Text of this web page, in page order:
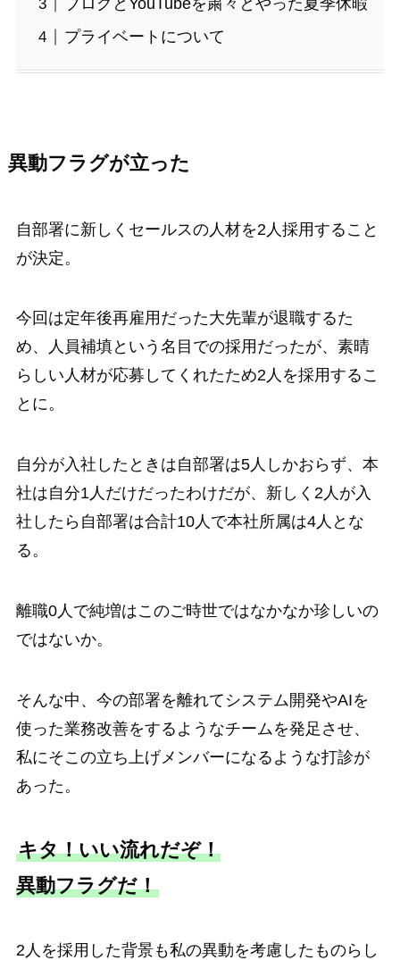
ブログとYouTubeを粛々とやった夏季休暇
プライベートについて
異動フラグが立った
自部署に新しくセールスの人材を2人採用すること
が決定。
今回は定年後再雇用だった大先輩が退職するた
め、人員補填という名目での採用だったが、素晴
らしい人材が応募してくれたため2人を採用するこ
とに。
自分が入社したときは自部署は5人しかおらず、本
社は自分1人だけだったわけだが、新しく2人が入
社したら自部署は合計10人で本社所属は4人とな
る。
離職0人で純増はこのご時世ではなかなか珍しいの
ではないか。
そんな中、今の部署を離れてシステム開発やAIを
使った業務改善をするようなチームを発足させ、
私にそこの立ち上げメンバーになるような打診が
あった。
キタ！いい流れだぞ！
異動フラグだ！
2人を採用した背景も私の異動を考慮したものらし